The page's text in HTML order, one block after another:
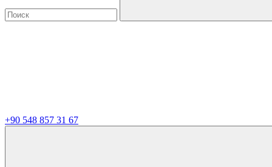
+90 548 857 31 67